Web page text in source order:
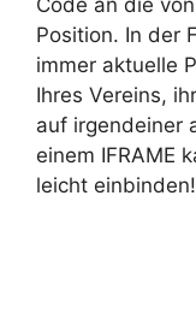
Position. In der
immer aktuelle
Ihres Vereins,
auf irgendeiner
einem IFRAME
leicht